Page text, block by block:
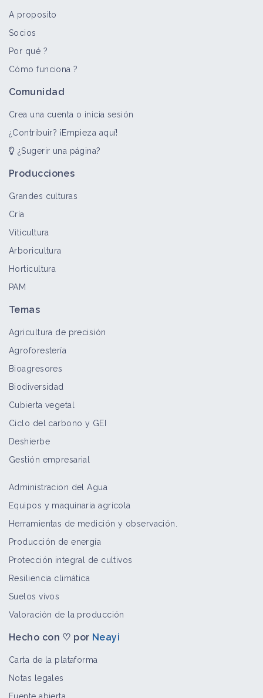
A proposito
Socios
Por qué ?
Cómo funciona ?
Comunidad
Crea una cuenta o inicia sesión
¿Contribuir? ¡Empieza aquí!
¿Sugerir una página?
Producciones
Grandes culturas
Cría
Viticultura
Arboricultura
Horticultura
PAM
Temas
Agricultura de precisión
Agroforestería
Bioagresores
Biodiversidad
Cubierta vegetal
Ciclo del carbono y GEI
Deshierbe
Gestión empresarial
Administracion del Agua
Equipos y maquinaria agrícola
Herramientas de medición y observación.
Producción de energía
Protección integral de cultivos
Resiliencia climática
Suelos vivos
Valoración de la producción
Hecho con ♡ por Neayi
Carta de la plataforma
Notas legales